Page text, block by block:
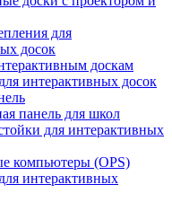
для
досок
доскам
интерактивных досок
панель для школ
для интерактивных
компьютеры (OPS)
интерактивных